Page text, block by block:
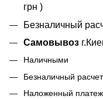
грн )
Безналичный
Самовывоз
Наличными
Безналичный
Наложенный платеж